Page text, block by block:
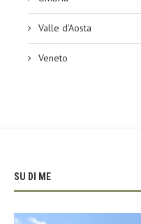
Valle d'Aosta
Veneto
SU DI ME